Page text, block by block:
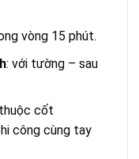
vòng 15 phút.
: với tường – sau
cốt
công cùng tay